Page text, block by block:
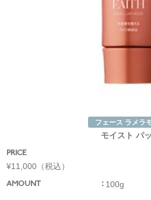
フェース ラメラ
モイスト パ
PRICE
¥11,000（税込）
AMOUNT 100g